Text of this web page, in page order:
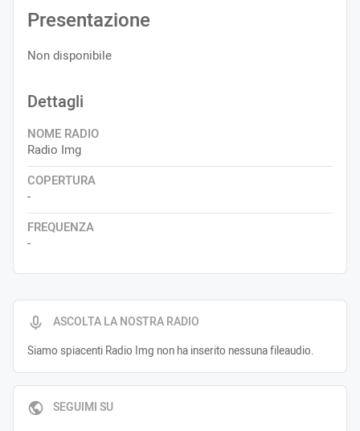
ASCOLTA LA NOSTRA RADIO
Siamo spiacenti Radio Img non ha inserito nessuna fileaudio.
SEGUIMI SU
Presentazione
Non disponibile
Dettagli
NOME RADIO
Radio Img
COPERTURA
-
FREQUENZA
-